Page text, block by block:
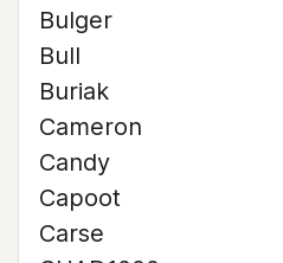
Bulger
Bull
Buriak
Cameron
Candy
Capoot
Carse